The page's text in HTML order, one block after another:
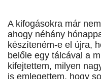
A kifogásokra már
ahogy néhány
készíteném-e el újra,
belőle egy tálcával a
kifejtettem, milyen
is emlegettem, hogy